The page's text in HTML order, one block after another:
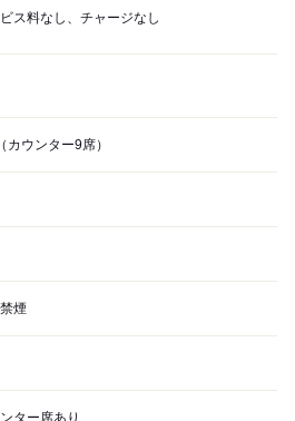
ス料なし、チャージなし
カウンター9席）
煙
ター席あり